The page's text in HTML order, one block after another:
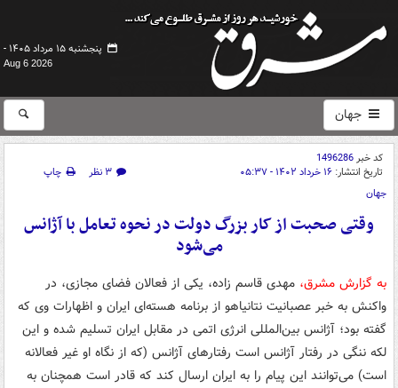
پنجشنبه ۱۵ مرداد ۱۴۰۵ -
Aug 6 2026
جهان
کد خبر1496286
تاریخ انتشار: ۱۶ خرداد ۱۴۰۲ - ۰۵:۳۷ ۳ نظر
چاپ
جهان
وقتی صحبت از کار بزرگ دولت در نحوه تعامل با آژانس
می‌شود
به گزارش مشرق، مهدی قاسم زاده، یکی از فعالان فضای مجازی، در
واکنش به خبر عصبانیت نتانیاهو از برنامه هسته‌ای ایران و اظهارات وی که
گفته بود؛ آژانس بین‌المللی انرژی اتمی در مقابل ایران تسلیم شده و این
لکه ننگی در رفتار آژانس است رفتارهای آژانس (که از نگاه او غیر فعالانه
است) می‌توانند این پیام را به ایران ارسال کند که قادر است همچنان به